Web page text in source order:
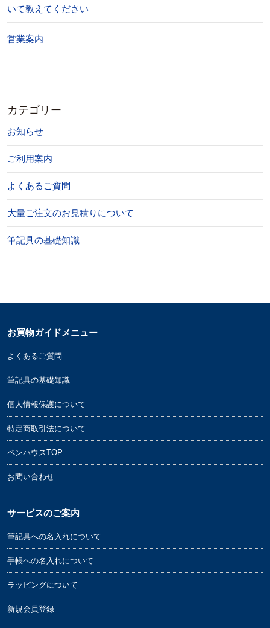
いて教えてください
営業案内
カテゴリー
お知らせ
ご利用案内
よくあるご質問
大量ご注文のお見積りについて
筆記具の基礎知識
お買物ガイドメニュー
よくあるご質問
筆記具の基礎知識
個人情報保護について
特定商取引法について
ペンハウスTOP
お問い合わせ
サービスのご案内
筆記具への名入れについて
手帳への名入れについて
ラッピングについて
新規会員登録